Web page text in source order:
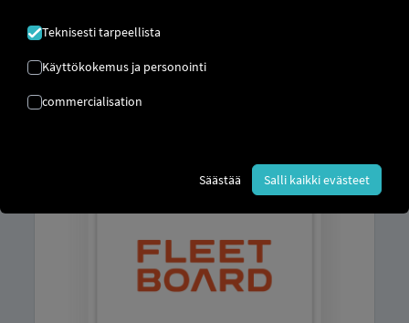
KäytätköFleetboard
RIO alustalleja näytä niiden sijainnit
Löydät vaiheittaiset ohjeemme siitä,
Teknisesti tarpeellista
Käyttökokemus ja personointi
commercialisation
Säästää Salli kaikki evästeet